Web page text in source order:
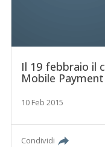
Il 19 febbraio il
Mobile
10 Feb 2015
Condividi